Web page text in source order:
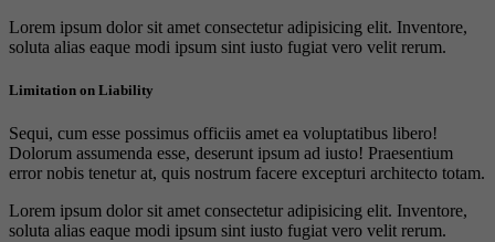
Lorem ipsum dolor sit amet consectetur adipisicing elit. Inventore,
soluta alias eaque modi ipsum sint iusto fugiat vero velit rerum.
Limitation on Liability
Sequi, cum esse possimus officiis amet ea voluptatibus libero!
Dolorum assumenda esse, deserunt ipsum ad iusto! Praesentium
error nobis tenetur at, quis nostrum facere excepturi architecto totam.
Lorem ipsum dolor sit amet consectetur adipisicing elit. Inventore,
soluta alias eaque modi ipsum sint iusto fugiat vero velit rerum.